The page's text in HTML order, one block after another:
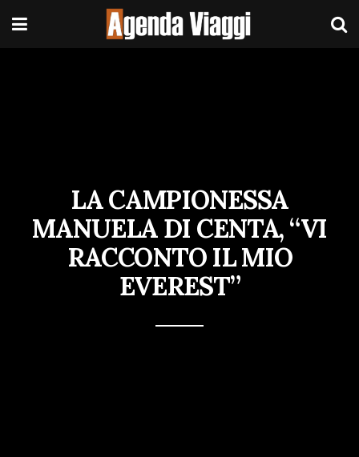
LA CAMPIONESSA
MANUELA DI CENTA, “VI
RACCONTO IL MIO
EVEREST”